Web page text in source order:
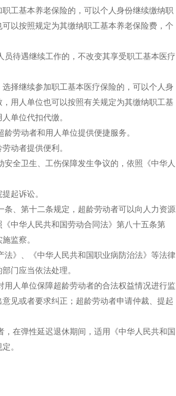
基本养老保险的，可以个人身份继续缴纳职
以按照规定为其缴纳职工基本养老保险费，个
待遇继续工作的，不改变其享受职工基本医疗
继续参加职工基本医疗保险的，可以个人身
用人单位也可以按照有关规定为其缴纳职工基
单位代扣代缴。
劳动者和用人单位提供便捷服务。
动者提供便利。
全卫生、工伤保障发生争议的，依照《中华人
起诉讼。
条、第十二条规定，超龄劳动者可以向人力资源
中华人民共和国劳动合同法》第八十五条第
监察。
法》、《中华人民共和国职业病防治法》等法律
门应当依法处理。
人单位保障超龄劳动者的合法权益情况进行监
见或者要求纠正；超龄劳动者申请仲裁、提起
在弹性延迟退休期间，适用《中华人民共和国
。